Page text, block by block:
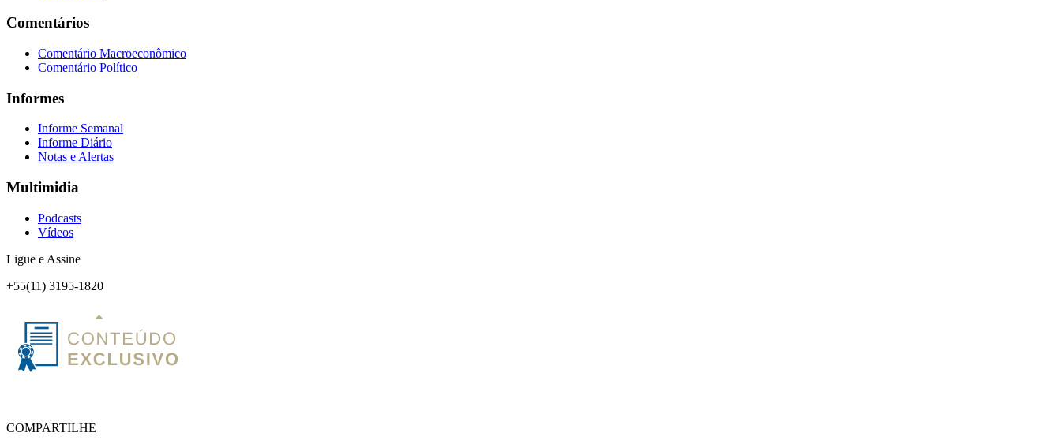
Comentários
Comentário Macroeconômico
Comentário Político
Informes
Informe Semanal
Informe Diário
Notas e Alertas
Multimidia
Podcasts
Vídeos
Ligue e Assine
+55(11) 3195-1820
COMPARTILHE